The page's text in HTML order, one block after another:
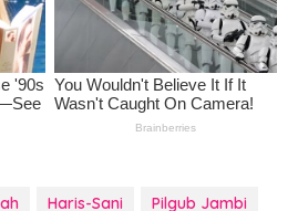
Haris-Sani
Pilgub Jambi